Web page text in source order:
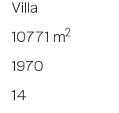
Villa
10771 m2
1970
14